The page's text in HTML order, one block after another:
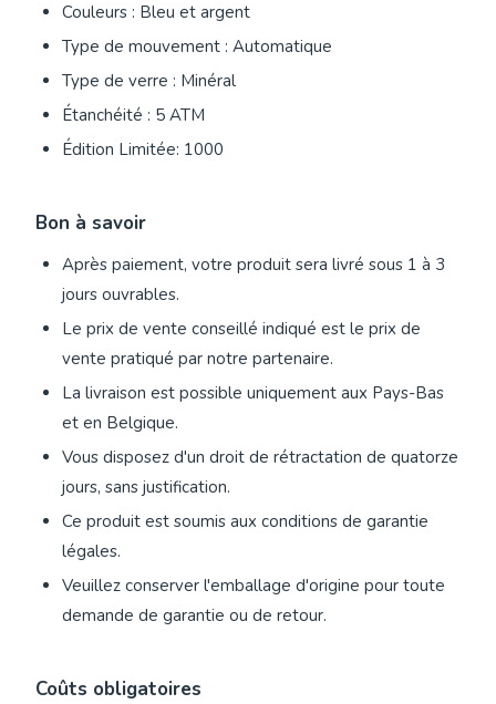
Couleurs : Bleu et argent
Type de mouvement : Automatique
Type de verre : Minéral
Étanchéité : 5 ATM
Édition Limitée: 1000
Bon à savoir
Après paiement, votre produit sera livré sous 1 à 3
jours ouvrables.
Le prix de vente conseillé indiqué est le prix de
vente pratiqué par notre partenaire.
La livraison est possible uniquement aux Pays-Bas
et en Belgique.
Vous disposez d'un droit de rétractation de quatorze
jours, sans justification.
Ce produit est soumis aux conditions de garantie
légales.
Veuillez conserver l'emballage d'origine pour toute
demande de garantie ou de retour.
Coûts obligatoires